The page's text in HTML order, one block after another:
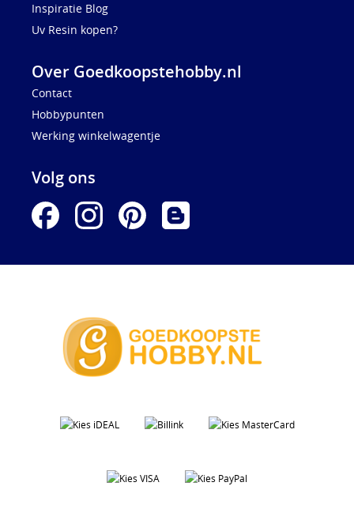
Inspiratie Blog
Uv Resin kopen?
Over Goedkoopstehobby.nl
Contact
Hobbypunten
Werking winkelwagentje
Volg ons